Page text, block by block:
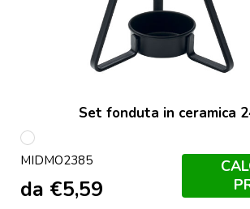
Set fonduta in ceramica
Bianco
MIDMO2385
da €5,59